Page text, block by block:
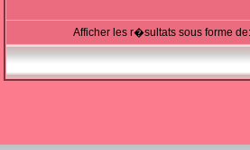
Afficher les r�sultats sous forme de: